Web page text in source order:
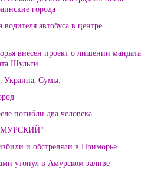
города
автобуса в центре
внесен проект о лишении мандата
Шульги
Украина, Сумы.
погибли два человека
и обстреляли в Приморье
утонул в Амурском заливе